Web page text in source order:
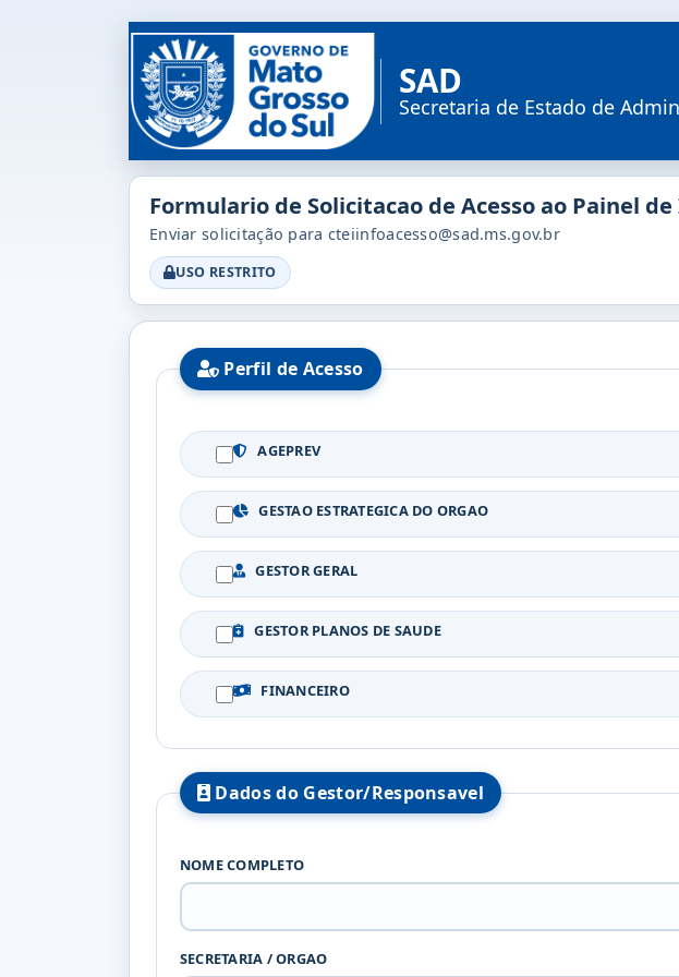
SAD
Secretaria de Estado de
Formulario de Solicitacao de Acesso ao Painel
Enviar solicitação para cteiinfoacesso@sad.ms.gov.br
USO RESTRITO
Perfil de Acesso
AGEPREV
GESTAO ESTRATEGICA DO ORGAO
GESTOR GERAL
GESTOR PLANOS DE SAUDE
FINANCEIRO
Dados do Gestor/Responsavel
NOME COMPLETO
SECRETARIA / ORGAO